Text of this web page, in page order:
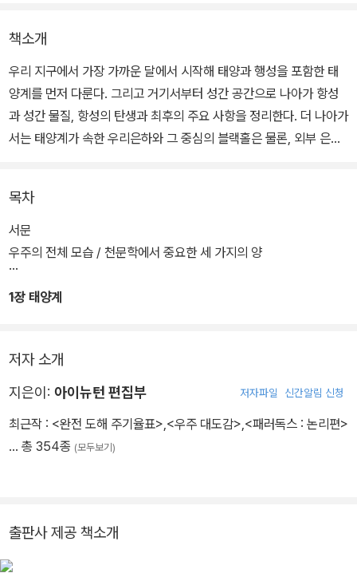
책소개
우리 지구에서 가장 가까운 달에서 시작해 태양과 행성을 포함한 태
양계를 먼저 다룬다. 그리고 거기서부터 성간 공간으로 나아가 항성
과 성간 물질, 항성의 탄생과 최후의 주요 사항을 정리한다. 더 나아가
서는 태양계가 속한 우리은하와 그 중심의 블랙홀은 물론, 외부 은하
행성·항성·블랙홀·은하·우주에 관해 설명할 때는 그 물리적·화학적 특
성을 빼놓을 수 없다. 여기서 기본적으로 등장하는 것이 바로 크기·거
리·부피·질량·온도·밝기·수명 등이다. 이러한 사항은 우리가 천체와 우
주를 이해하는 데 반드시 필요한 기본 사항들이다. 이 책에서는 중고
등학교 수준의 수학을 통해 천체와 우주의 핵심 사항을 파악할 수 있
목차
서문
우주의 전체 모습 / 천문학에서 중요한 세 가지의 양
1장 태양계
저자 소개
지은이: 아이뉴턴 편집부 저자파일 신간알림 신청
최근작 : <완전 도해 주기율표> <우주 대도감> <패러독스 : 논리편>
… 총 354종 (모두보기)
출판사 제공 책소개